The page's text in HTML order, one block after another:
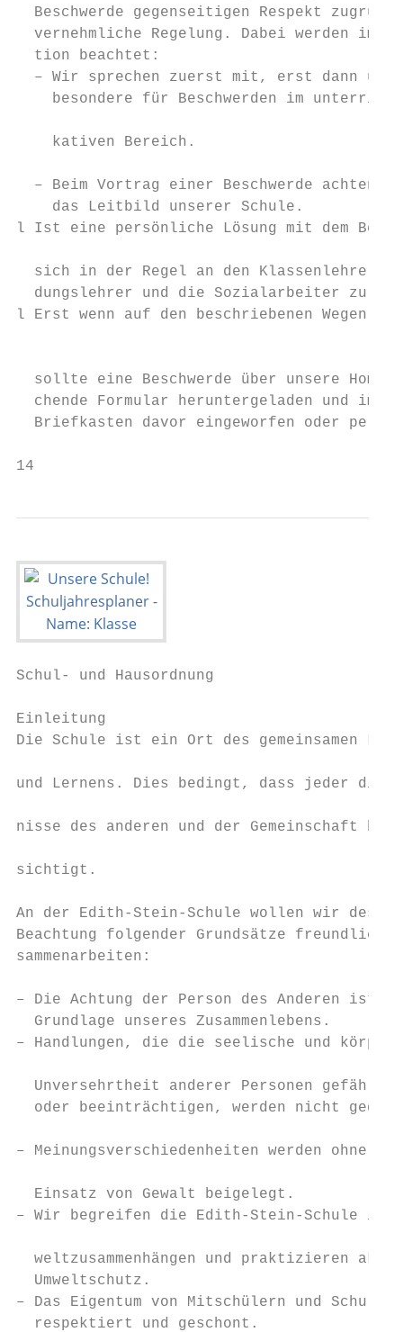
Beschwerde gegenseitigen Respekt
vernehmliche Regelung. Dabei werden
tion beachtet:
– Wir sprechen zuerst mit, erst dann
besondere für Beschwerden im
    kativen Bereich.
– Beim Vortrag einer Beschwerde achten
das Leitbild unserer Schule.
l Ist eine persönliche Lösung mit dem
sich in der Regel an den Klassenlehrer.
dungslehrer und die Sozialarbeiter zur
l Erst wenn auf den beschriebenen Wegen
sollte eine Beschwerde über unsere
chende Formular heruntergeladen und im
Briefkasten davor eingeworfen oder per
14
Schul- und Hausordnung                                                                                      Schul- und Hausordnung

Einleitung                                             Feuerschutzordnung                                    Regelung der Pausen                                   Bekanntmachungen
Die Schule ist ein Ort des gemeinsamen Lebens          Die in den Unterrichtsräumen ausgehängte Feuer-                                                             Bekanntmachungen der Direktion, der SMV, des
                                                       schutzordnung muss allen bekannt sein und ist ge-     Aufenthalt
und Lernens. Dies bedingt, dass jeder die Bedürf-                                                                                                                  Elternbeirats, der Jugendberufshilfe und von
                                                       nau zu beachten.                                      Während der großen Pause werden die Schüler ge-
nisse des anderen und der Gemeinschaft berück-                                                                                                                     MOBS befinden sich an den offiziellen Anschlag-
                                                                                                             beten sich in die vorgesehenen Pausenbereiche
sichtigt.                                              Handys                                                                                                      tafeln.
                                                                                                             (EG, Zentraler Bereich, Schüleraufenthaltsraum,
An der Edith-Stein-Schule wollen wir deshalb unter     Handys haben während des Unterrichts grund-           Schulhöfe) zu begeben. Der Aufenthalt in Fach-        Die Veröffentlichungen sind von jeder Institution
Beachtung folgender Grundsätze freundlich zu-          sätzlich ausgeschaltet zu sein.                       räumen ist nicht gestattet. Zur Gewährleistung        eigenverantwortlich zu aktualisieren.
sammenarbeiten:                                                                                              der Aufsichtspflicht sind die Türen der Klassenräu-
                                                       Waffen                                                me, in denen sich Schüler befinden, offen zu hal-     Entschuldigungsverfahren bei
– Die Achtung der Person des Anderen ist die
  Grundlage unseres Zusammenlebens.                    Waffen gehören nicht in unsere Schule und wer-        ten.                                                  Abwesenheit
– Handlungen, die die seelische und körperliche        den daher umgehend eingezogen.
                                                                                                             Verlassen des Schulgeländes                           Plötzlich auftretende gesundheitliche Be-
  Unversehrtheit anderer Personen gefährden            Suchtmittel (Alkohol, Zigaretten, E-Zigaretten,
  oder beeinträchtigen, werden nicht geduldet.                                                               Wird das Schulgelände verlassen, ruht